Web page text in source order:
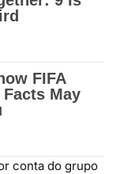
conta do grupo